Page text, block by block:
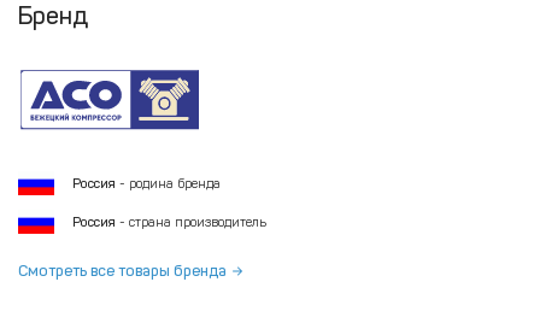
Бренд
Россия - родина бренда
Россия - страна производитель
Смотреть все товары бренда